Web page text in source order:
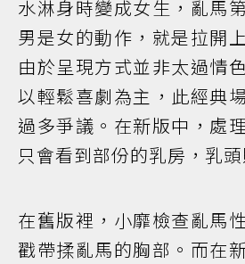
水淋身時變成女生，亂馬
男是女的動作，就是拉開
由於呈現方式並非太過情
以輕鬆喜劇為主，此經典
過多爭議。在新版中，處
只會看到部份的乳房，乳
在舊版裡，小靡檢查亂馬
戳帶揉亂馬的胸部。而在